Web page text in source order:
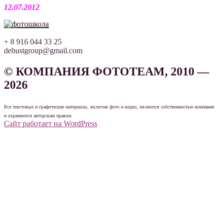
12.07.2012
+ 8 916 044 33 25
debustgroup@gmail.com
© КОМПАНИЯ ФОТОТЕАМ, 2010 —
2026
Все текстовые и графические материалы, включая фото и видео, являются собственностью компании
и охраняются авторским правом.
Сайт работает на WordPress